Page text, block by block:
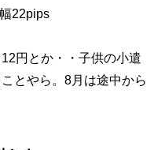
22pips
円とか・・子供の小遣
とやら。8月は途中から